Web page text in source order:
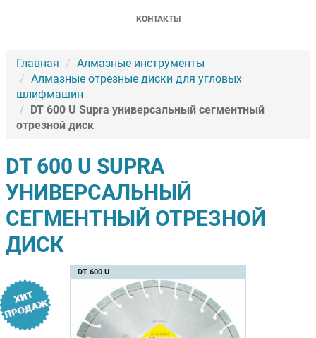
КОНТАКТЫ
Главная
Алмазные инструменты
Алмазные отрезные диски для угловых
шлифмашин
DT 600 U Supra универсальный сегментный
отрезной диск
DT 600 U SUPRA
УНИВЕРСАЛЬНЫЙ
СЕГМЕНТНЫЙ ОТРЕЗНОЙ
ДИСК
DT 600 U